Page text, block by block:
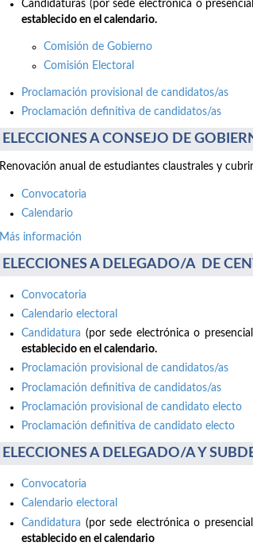
Candidaturas (por sede electrónica o
establecido en el calendario.
Comisión de Gobierno
Comisión Electoral
Proclamación provisional de candidatos/as
Proclamación definitiva de candidatos/as
ELECCIONES A CONSEJO DE
Renovación anual de estudiantes claustrales y
Convocatoria
Calendario
Más información
ELECCIONES A DELEGADO/A DE
Convocatoria
Calendario electoral
Candidatura (por sede electrónica o
establecido en el calendario.
Proclamación provisional de candidatos/as
Proclamación definitiva de candidatos/as
Proclamación provisional de candidato electo
Proclamación definitiva de candidato electo
ELECCIONES A DELEGADO/A Y
Convocatoria
Calendario electoral
Candidatura (por sede electrónica o
establecido en el calendario